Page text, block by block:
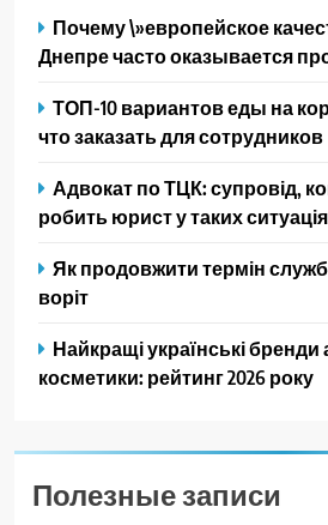
Почему \»европейское
Днепре часто оказывается
ТОП-10 вариантов еды на
что заказать для сотрудников
Адвокат по ТЦК: супровід,
робить юрист у таких
Як продовжити термін
воріт
Найкращі українські
косметики: рейтинг 2026 року
Полезные записи